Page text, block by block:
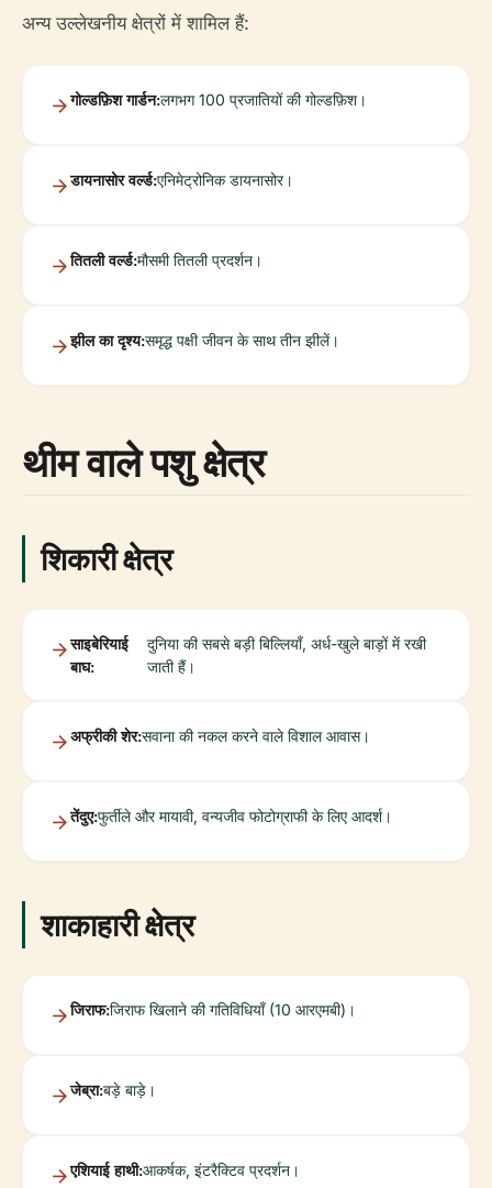
अन्य उल्लेखनीय क्षेत्रों में शामिल हैं:
गोल्डफ़िश गार्डन:लगभग 100 प्रजातियों की गोल्डफ़िश।
डायनासोर वर्ल्ड:एनिमेट्रोनिक डायनासोर।
तितली वर्ल्ड:मौसमी तितली प्रदर्शन।
झील का दृश्य:समृद्ध पक्षी जीवन के साथ तीन झीलें।
थीम वाले पशु क्षेत्र
शिकारी क्षेत्र
साइबेरियाई
बाघ:
दुनिया की सबसे बड़ी बिल्लियाँ, अर्ध-खुले बाड़ों में रखी
जाती हैं।
अफ्रीकी शेर:सवाना की नकल करने वाले विशाल आवास।
तेंदुए:फुर्तीले और मायावी, वन्यजीव फोटोग्राफी के लिए आदर्श।
शाकाहारी क्षेत्र
जिराफ:जिराफ खिलाने की गतिविधियाँ (10 आरएमबी)।
जेब्रा:बड़े बाड़े।
एशियाई हाथी:आकर्षक, इंटरैक्टिव प्रदर्शन।